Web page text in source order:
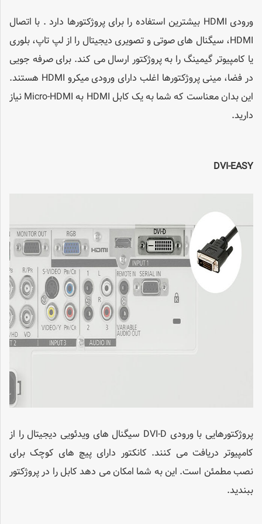
ورودی HDMI بیشترین استفاده را برای پروژکتورها دارد . با اتصال
HDMI، سیگنال های صوتی و تصویری دیجیتال را از لپ تاپ، بلوری
یا کامپیوتر گیمینگ را به پروژکتور ارسال می کند. برای صرفه جویی
در فضا، مینی پروژکتورها اغلب دارای ورودی میکرو HDMI هستند.
این بدان معناست که شما به یک کابل HDMI به Micro-HDMI نیاز
دارید.
DVI-EASY
پروژکتورهایی با ورودی DVI-D سیگنال های ویدئویی دیجیتال را از
کامپیوتر دریافت می کنند. کانکتور دارای پیچ های کوچک برای
نصب مطمئن است. این به شما امکان می دهد کابل را در پروژکتور
ببندید.